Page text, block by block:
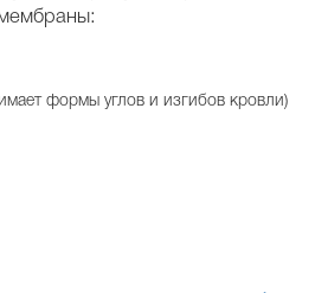
формы углов и изгибов кровли)